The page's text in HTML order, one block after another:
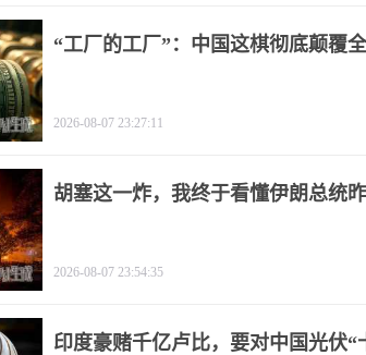
“工厂的工厂”：中国这棋彻底颠覆
2026-08-07 23:27:11
胡塞这一炸，我终于看懂伊朗总统
2026-08-07 23:54:35
印度豪赌千亿卢比，要对中国光伏“